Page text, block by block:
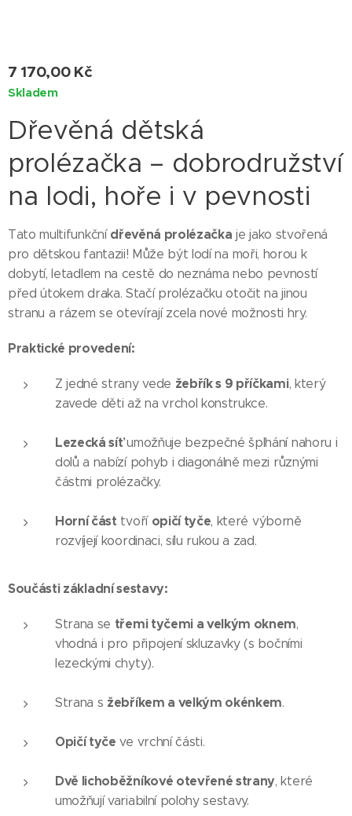
7 170,00Kč
Skladem
Dřevěná dětská
prolézačka – dobrodružství
na lodi, hoře i v pevnosti
Tato multifunkční dřevěná prolézačka je jako stvořená
pro dětskou fantazii! Může být lodí na moři, horou k
dobytí, letadlem na cestě do neznáma nebo pevností
před útokem draka. Stačí prolézačku otočit na jinou
stranu a rázem se otevírají zcela nové možnosti hry.
Praktické provedení:
Z jedné strany vede žebřík s 9 příčkami, který
zavede děti až na vrchol konstrukce.
Lezecká síťumožňuje bezpečné šplhání nahoru i
dolů a nabízí pohyb i diagonálně mezi různými
částmi prolézačky.
Horní část tvoří opičí tyče, které výborně
rozvíjejí koordinaci, sílu rukou a zad.
Součásti základní sestavy:
Strana se třemi tyčemi a velkým oknem,
vhodná i pro připojení skluzavky (s bočními
lezeckými chyty).
Strana s žebříkem a velkým okénkem.
Opičí tyče ve vrchní části.
Dvě lichoběžníkové otevřené strany, které
umožňují variabilní polohy sestavy.